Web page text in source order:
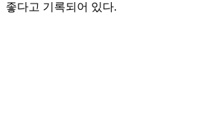
좋다고 기록되어 있다.